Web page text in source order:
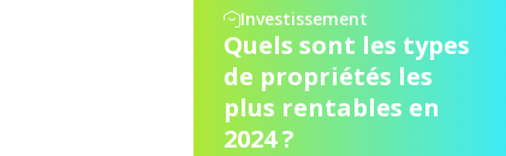
Investissement
Quels sont les types
de propriétés les
plus rentables en
2024 ?